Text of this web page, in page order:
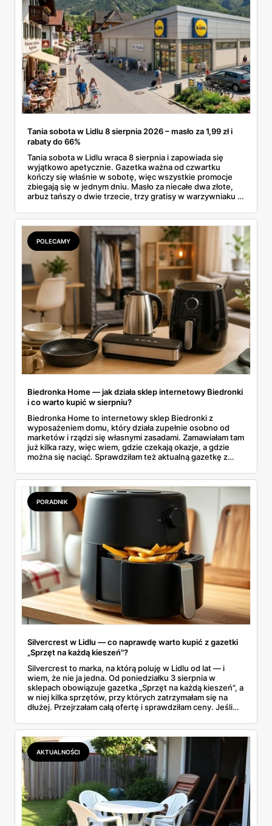
Tania sobota w Lidlu 8 sierpnia 2026 – masło za 1,99 zł i
rabaty do 66%
Tania sobota w Lidlu wraca 8 sierpnia i zapowiada się
wyjątkowo apetycznie. Gazetka ważna od czwartku
kończy się właśnie w sobotę, więc wszystkie promocje
zbiegają się w jednym dniu. Masło za niecałe dwa złote,
arbuz tańszy o dwie trzecie, trzy gratisy w warzywniaku i
całą sobotnią gazetkę Lidla strona po stronie i wybrałam
to, co naprawdę się opłaca.
POLECAMY
Biedronka Home — jak działa sklep internetowy Biedronki
i co warto kupić w sierpniu?
Biedronka Home to internetowy sklep Biedronki z
wyposażeniem domu, który działa zupełnie osobno od
marketów i rządzi się własnymi zasadami. Zamawiałam tam
już kilka razy, więc wiem, gdzie czekają okazje, a gdzie
można się naciąć. Sprawdziłam też aktualną gazetkę z
wszystko w jednym miejscu: jak zamawiać, ile trwa zwrot,
jakie kody rabatowe działają w sierpniu i które produkty
faktycznie warto włożyć do koszyka.
PORADNIK
Silvercrest w Lidlu — co naprawdę warto kupić z gazetki
„Sprzęt na każdą kieszeń"?
Silvercrest to marka, na którą poluję w Lidlu od lat — i
wiem, że nie ja jedna. Od poniedziałku 3 sierpnia w
sklepach obowiązuje gazetka „Sprzęt na każdą kieszeń", a
w niej kilka sprzętów, przy których zatrzymałam się na
dłużej. Przejrzałam całą ofertę i sprawdziłam ceny. Jeśli
faktycznie okazja — poniżej znajdziecie odpowiedź.
Uwaga: promocja trwa tylko do 8 sierpnia.
AKTUALNOŚCI